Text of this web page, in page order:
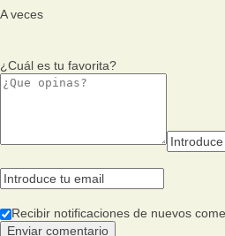
A veces
¿Cuál es tu favorita?
Recibir notificaciones de nuevos